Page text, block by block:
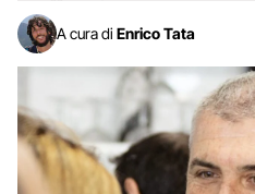
A cura di Enrico Tata